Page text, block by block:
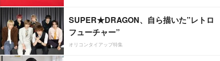
SUPER★DRAGON、自ら描いた”レトロ
フューチャー”
オリコンタイアップ特集